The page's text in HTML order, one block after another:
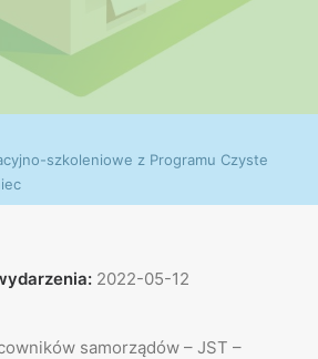
szkoleniowe z Programu Czyste
2022-05-12
samorządów – JST –